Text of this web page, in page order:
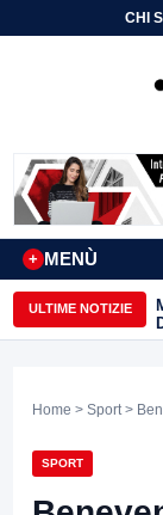
CHI
MENÙ
+
ULTIME NOTIZIE
Home > Sport >
SPORT